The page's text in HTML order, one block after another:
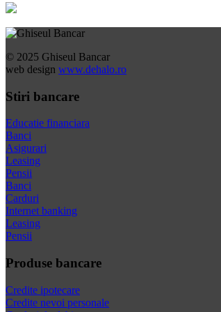
© 2025 Ghiseul Bancar
web design www.dehalo.ro
Stiri bancare
Educatie financiara
Banci
Asigurari
Leasing
Pensii
Banci
Carduri
Internet banking
Leasing
Pensii
Produse bancare
Credite ipotecare
Credite nevoi personale